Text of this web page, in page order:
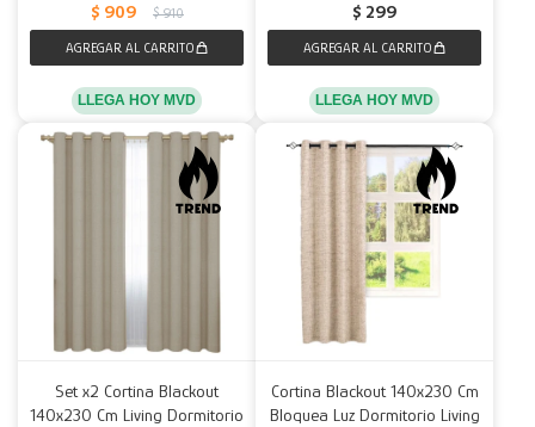
$ 909 $ 910
LLEGA HOY MVD
$ 299
LLEGA HOY MVD
Set x2 Cortina Blackout
140x230 Cm Living Dormitorio
Cortina Blackout 140x230 Cm
Bloquea Luz Dormitorio Living